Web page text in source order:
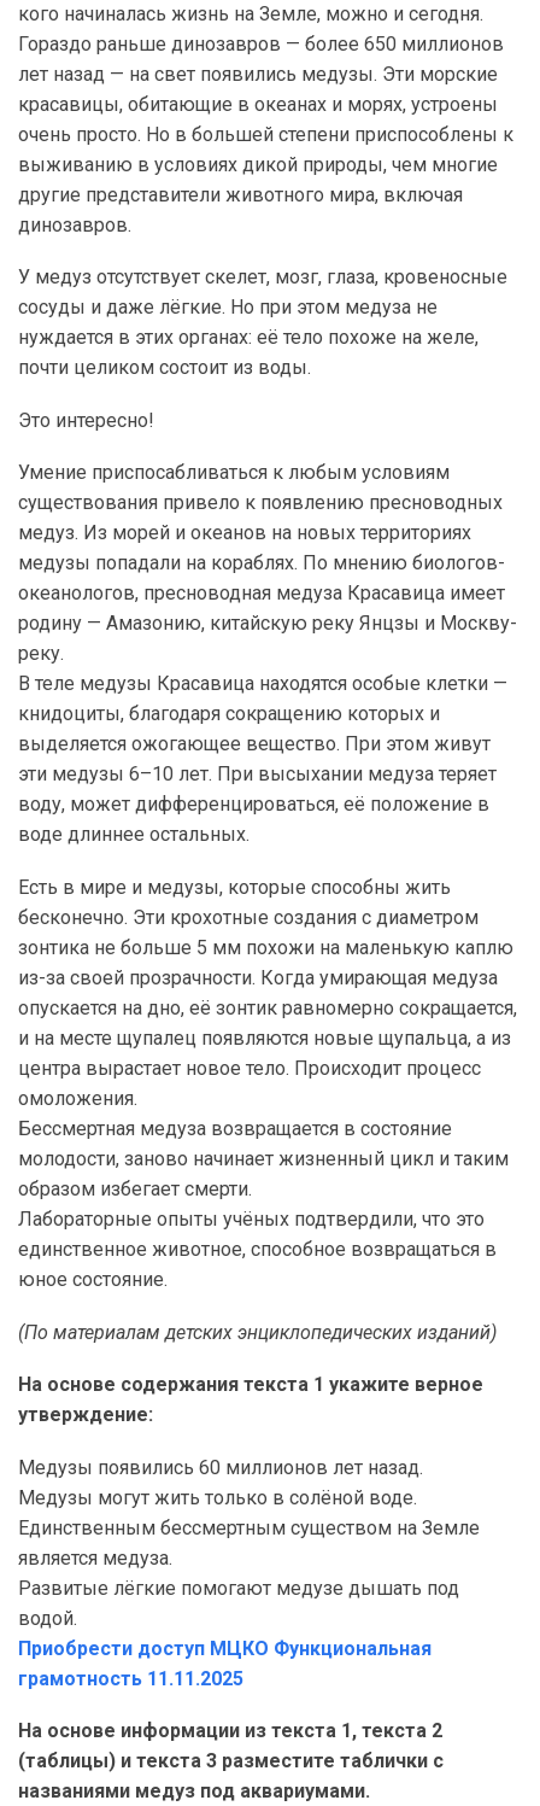
кого начиналась жизнь на Земле, можно и сегодня.
Гораздо раньше динозавров — более 650 миллионов
лет назад — на свет появились медузы. Эти морские
красавицы, обитающие в океанах и морях, устроены
очень просто. Но в большей степени приспособлены к
выживанию в условиях дикой природы, чем многие
другие представители животного мира, включая
динозавров.
У медуз отсутствует скелет, мозг, глаза, кровеносные
сосуды и даже лёгкие. Но при этом медуза не
нуждается в этих органах: её тело похоже на желе,
почти целиком состоит из воды.
Это интересно!
Умение приспосабливаться к любым условиям
существования привело к появлению пресноводных
медуз. Из морей и океанов на новых территориях
медузы попадали на кораблях. По мнению биологов-
океанологов, пресноводная медуза Красавица имеет
родину — Амазонию, китайскую реку Янцзы и Москву-
реку.
В теле медузы Красавица находятся особые клетки —
книдоциты, благодаря сокращению которых и
выделяется ожогающее вещество. При этом живут
эти медузы 6–10 лет. При высыхании медуза теряет
воду, может дифференцироваться, её положение в
воде длиннее остальных.
Есть в мире и медузы, которые способны жить
бесконечно. Эти крохотные создания с диаметром
зонтика не больше 5 мм похожи на маленькую каплю
из-за своей прозрачности. Когда умирающая медуза
опускается на дно, её зонтик равномерно сокращается,
и на месте щупалец появляются новые щупальца, а из
центра вырастает новое тело. Происходит процесс
омоложения.
Бессмертная медуза возвращается в состояние
молодости, заново начинает жизненный цикл и таким
образом избегает смерти.
Лабораторные опыты учёных подтвердили, что это
единственное животное, способное возвращаться в
юное состояние.
(По материалам детских энциклопедических изданий)
На основе содержания текста 1 укажите верное
утверждение:
Медузы появились 60 миллионов лет назад.
Медузы могут жить только в солёной воде.
Единственным бессмертным существом на Земле
является медуза.
Развитые лёгкие помогают медузе дышать под
водой.
Приобрести доступ МЦКО Функциональная
грамотность 11.11.2025
На основе информации из текста 1, текста 2
(таблицы) и текста 3 разместите таблички с
названиями медуз под аквариумами.